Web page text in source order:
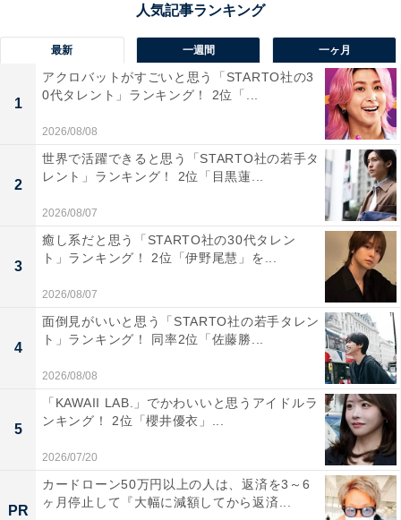
1位：赤岩ダム／38票
新潟県中部、柏崎市の山間に静かにたたずむ「赤岩ダ
ム」は、観光地というよりも“知る人ぞ知る”といった趣
のあるダムです。派手さはないけれど、訪れてみるとそ
の静けさと自然の美しさに心が和みます。特に春の芽吹
きや秋の紅葉の季節は、ダム湖と山並みが織りなす彩り
が見事で、のんびりと散策するだけでも気分がほぐれて
いきます。混雑とは無縁のこの場所で、自分のペースで
自然と向き合える時間は、きっと忘れがたい記憶になる
でしょう。
回答者からは「ダム湖の景色は静かで幻想的で、写真好
きや自然散策派にもおすすめだから」（50代男性／東京
都）、「写真で見て、現地を見てみたいと感じたから」
（50代男性／静岡県）、「管理用ボートに乗って赤岩ダ
ム湖を周遊できる」（40代女性／埼玉県）、「紅葉が綺
麗な場所なので行ってみたい」（40代男性／兵庫県）と
最新 一週間 一ヶ月
1
アクロバットがすごいと思う「STARTO社の3
0代タレント」ランキング！ 2位「...
2026/08/08
2
世界で活躍できると思う「STARTO社の若手タ
レント」ランキング！ 2位「目黒蓮...
2026/08/07
3
癒し系だと思う「STARTO社の30代タレン
ト」ランキング！ 2位「伊野尾慧」を...
2026/08/07
4
面倒見がいいと思う「STARTO社の若手タレン
ト」ランキング！ 同率2位「佐藤勝...
2026/08/08
5
「KAWAII LAB.」でかわいいと思うアイドルラ
ンキング！ 2位「櫻井優衣」...
2026/07/20
PR
カードローン50万円以上の人は、返済を3～6
ヶ月停止して『大幅に減額してから返済...